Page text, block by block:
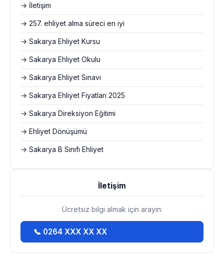
→ İletişim
→ 257. ehliyet alma süreci en iyi
→ Sakarya Ehliyet Kursu
→ Sakarya Ehliyet Okulu
→ Sakarya Ehliyet Sınavı
→ Sakarya Ehliyet Fiyatları 2025
→ Sakarya Direksiyon Eğitimi
→ Ehliyet Dönüşümü
→ Sakarya B Sınıfı Ehliyet
İletişim
Ücretsiz bilgi almak için arayın:
📞 0264 XXX XX XX